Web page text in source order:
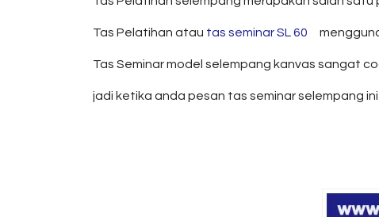
Tas Pelatihan atau tas seminar SL 60
Tas Seminar model selempang kanvas sangat
jadi ketika anda pesan tas seminar selempang